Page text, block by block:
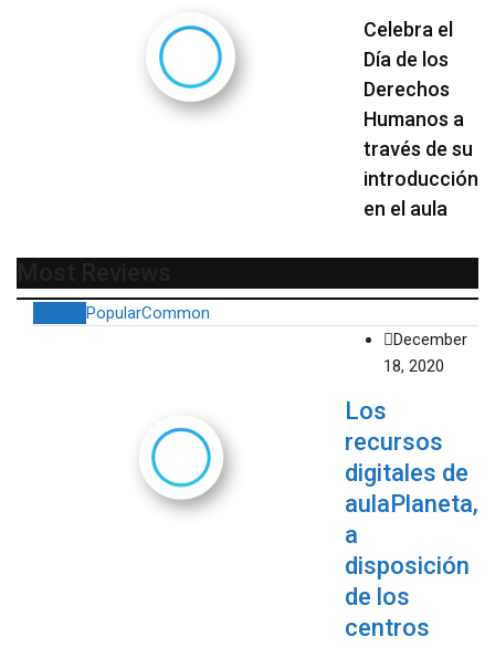
Celebra el
Día de los
Derechos
Humanos a
través de su
introducción
en el aula
Most Reviews
PopularCommon
December
18, 2020
Los
recursos
digitales de
aulaPlaneta,
a
disposición
de los
centros